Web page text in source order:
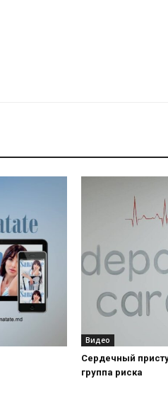
Видео
Сердечный
группа риска